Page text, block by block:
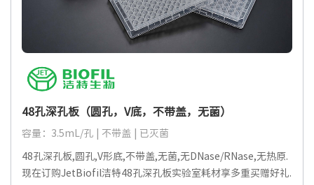
48孔深孔板（圆孔，V底，不带盖，无菌）
容量：3.5mL/孔 | 不带盖 | 已灭菌
48孔深孔板,圆孔,V形底,不带盖,无菌,无DNase/RNase,无热原.
现在订购JetBiofil洁特48孔深孔板实验室耗材享多重买赠好礼.